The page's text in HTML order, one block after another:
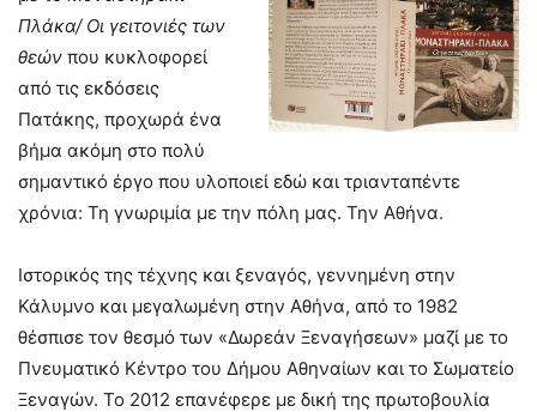
Πλάκα/ Οι γειτονιές των
θεών που κυκλοφορεί
από τις εκδόσεις
Πατάκης, προχωρά ένα
βήμα ακόμη στο πολύ
σημαντικό έργο που υλοποιεί εδώ και τριανταπέντε
χρόνια: Τη γνωριμία με την πόλη μας. Την Αθήνα.
Ιστορικός της τέχνης και ξεναγός, γεννημένη στην
Κάλυμνο και μεγαλωμένη στην Αθήνα, από το 1982
θέσπισε τον θεσμό των «Δωρεάν Ξεναγήσεων» μαζί με το
Πνευματικό Κέντρο του Δήμου Αθηναίων και το Σωματείο
Ξεναγών. Το 2012 επανέφερε με δική της πρωτοβουλία